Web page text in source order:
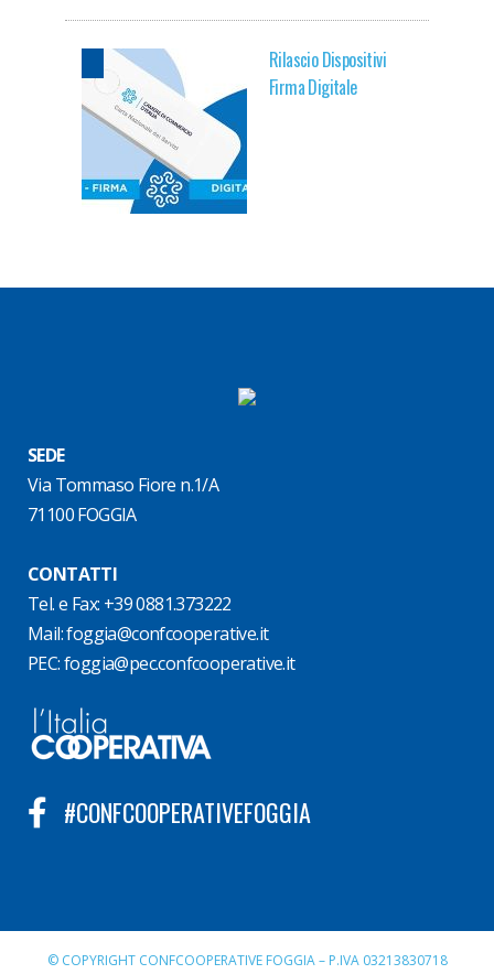
Rilascio Dispositivi
Firma Digitale
SEDE
Via Tommaso Fiore n.1/A
71100 FOGGIA
CONTATTI
Tel. e Fax: +39 0881.373222
Mail:foggia@confcooperative.it
PEC:foggia@pec.confcooperative.it
#CONFCOOPERATIVEFOGGIA
© COPYRIGHT CONFCOOPERATIVE FOGGIA – P.IVA 03213830718